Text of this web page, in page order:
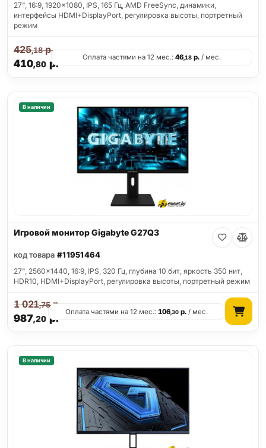
27", 16:9, 1920x1080, IPS, 165 Гц, AMD FreeSync, динамики,
интерфейсы HDMI+DisplayPort, регулировка высоты, портретный
режим
410,80р.
425,18р.
Оплата частями на 12 мес.: 46,18 р. / мес.
В наличии
Игровой монитор Gigabyte G27Q3
код товара #11951464
27", 2560x1440, 16:9, IPS, 320 Гц, глубина 10 бит, яркость 350 нит,
HDR10, HDMI+DisplayPort, регулировка высоты, портретный режим
987,20р.
1 021,75р.
Оплата частями на 12 мес.:106,30 р. / мес.
В наличии